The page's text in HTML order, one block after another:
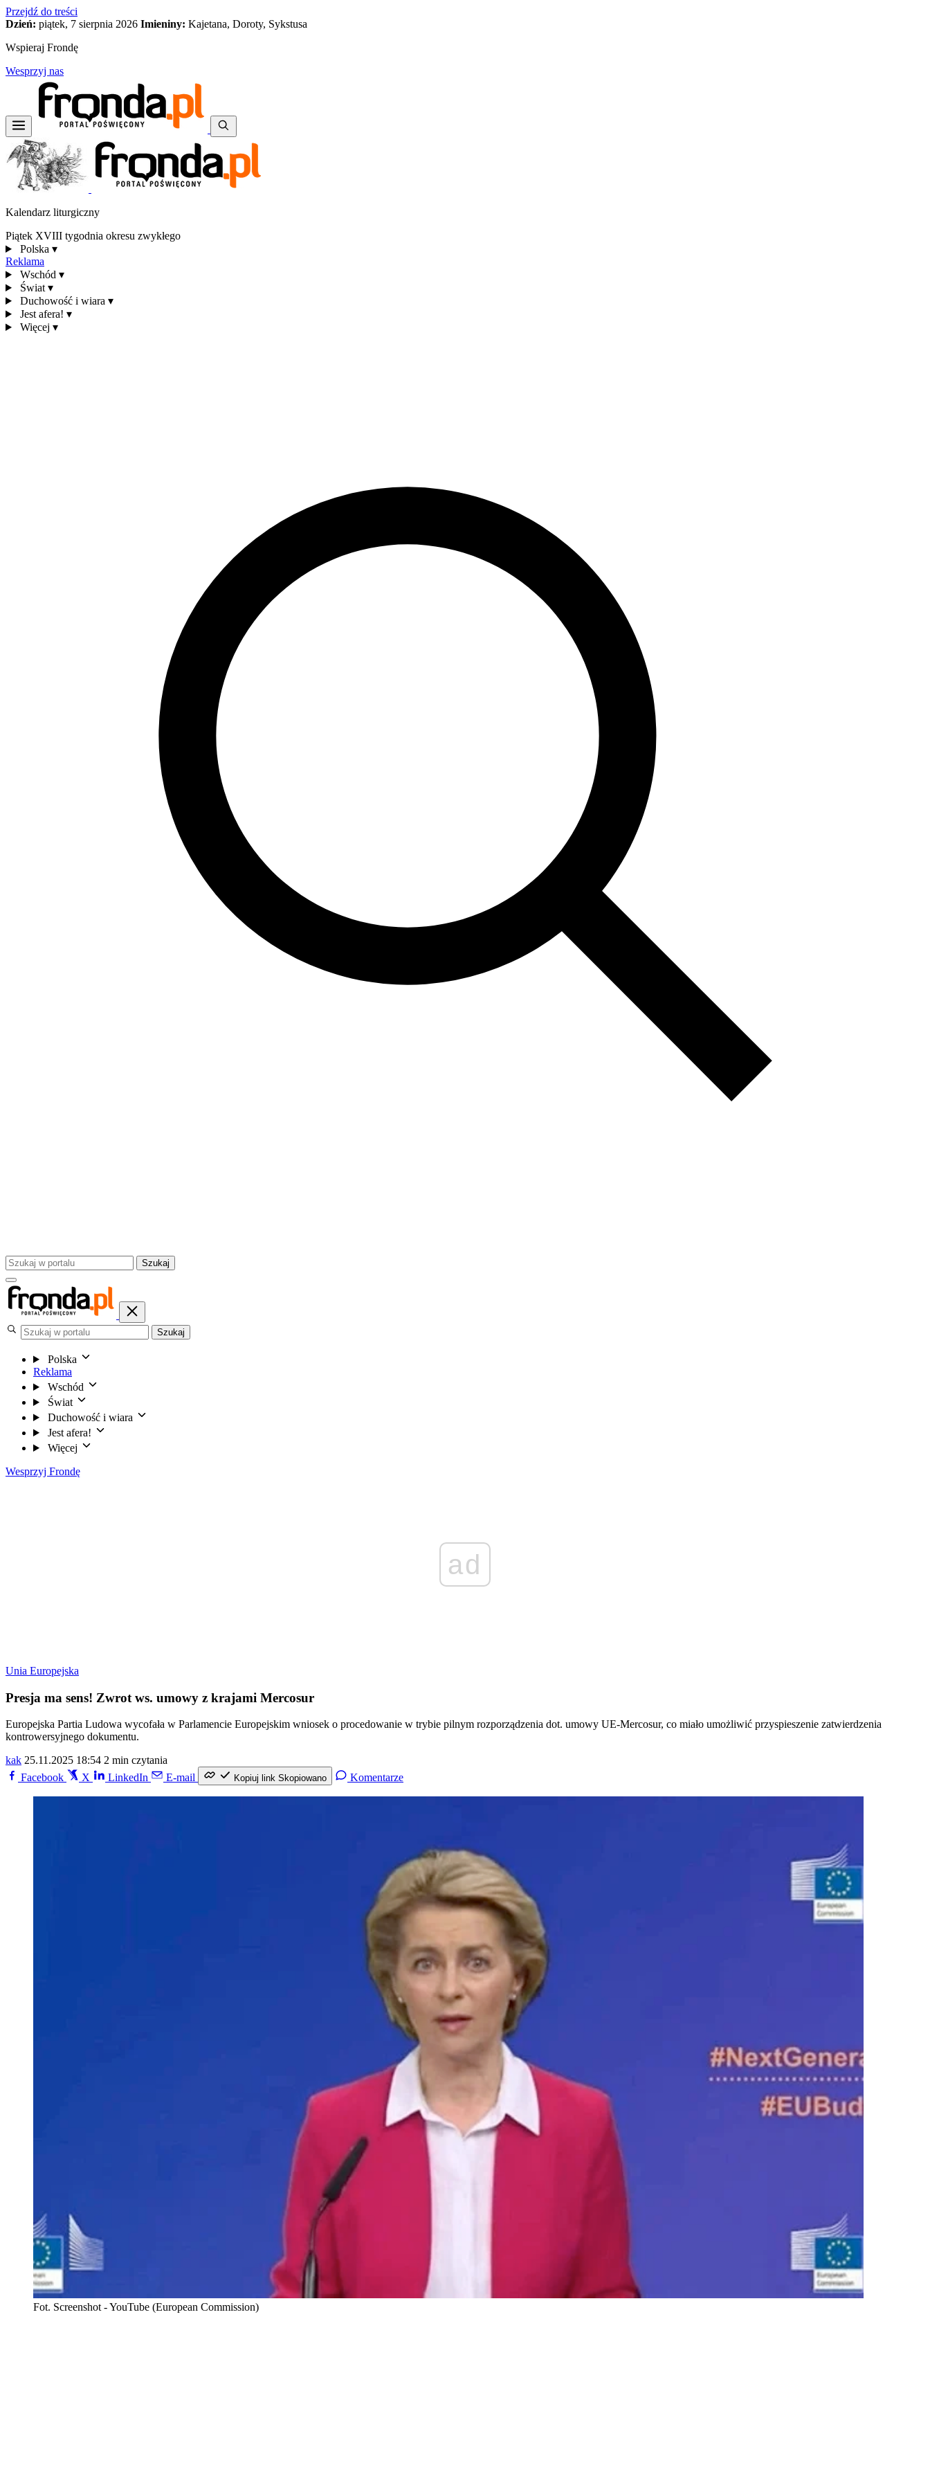
Przejdź do treści
Dzień: piątek, 7 sierpnia 2026 Imieniny: Kajetana, Doroty, Sykstusa
Wspieraj Frondę
Wesprzyj nas
Kalendarz liturgiczny
Piątek XVIII tygodnia okresu zwykłego
Polska ▾
Reklama
Wschód ▾
Świat ▾
Duchowość i wiara ▾
Jest afera! ▾
Więcej ▾
Szukaj
Szukaj
Polska
Reklama
Wschód
Świat
Duchowość i wiara
Jest afera!
Więcej
Wesprzyj Frondę
ad
Unia Europejska
Presja ma sens! Zwrot ws. umowy z krajami Mercosur
Europejska Partia Ludowa wycofała w Parlamencie Europejskim wniosek o procedowanie w trybie pilnym rozporządzenia dot. umowy UE-Mercosur, co miało umożliwić przyspieszenie zatwierdzenia
kontrowersyjnego dokumentu.
kak 25.11.2025 18:54 2 min czytania
Facebook
X LinkedIn E-mail Kopiuj link Skopiowano Komentarze
Fot. Screenshot - YouTube (European Commission)